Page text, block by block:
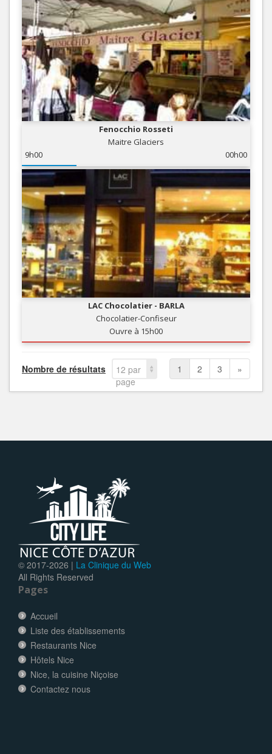
Fenocchio Rosseti
Maitre Glaciers
9h00
00h00
LAC Chocolatier - BARLA
Chocolatier-Confiseur
Ouvre à 15h00
Nombre de résultats
12 par
page
1 2 3 »
© 2017-2026 | La Clinique du Web
All Rights Reserved
Pages
Accueil
Liste des établissements
Restaurants Nice
Hôtels Nice
Nice, la cuisine Niçoise
Contactez nous